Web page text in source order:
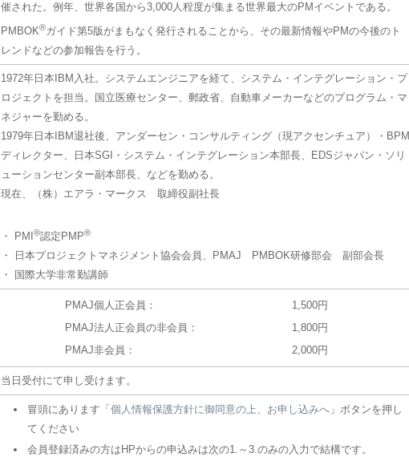
催された。例年、世界各国から3,000人程度が集まる世界最大のPMイベントである。
PMBOK®ガイド第5版がまもなく発行されることから、その最新情報やPMの今後のト
レンドなどの参加報告を行う。
1972年日本IBM入社。システムエンジニアを経て、システム・インテグレーション・プ
ロジェクトを担当。国立医療センター、郵政省、自動車メーカーなどのプログラム・マ
ネジャーを勤める。
1979年日本IBM退社後、アンダーセン・コンサルティング（現アクセンチュア）・BPM
ディレクター、日本SGI・システム・インテグレーション本部長、EDSジャパン・ソリ
ューションセンター副本部長、などを勤める。
現在、（株）エアラ・マークス 取締役副社長
・ PMI ®認定PMP®
・ 日本プロジェクトマネジメント協会会員、PMAJ PMBOK研修部会 副部会長
・ 国際大学非常勤講師
PMAJ個人正会員：
1,500円
PMAJ法人正会員の非会員：
1,800円
PMAJ非会員：
2,000円
当日受付にて申し受けます。
冒頭にあります「 個人情報保護方針に御同意の上、お申し込みへ 」ボタンを押し
てください
会員登録済みの方はHPからの申込みは次の1.～3.のみの入力で結構です。